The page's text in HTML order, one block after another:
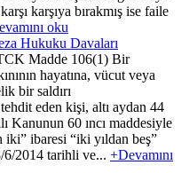
karşıya bırakmış ise faile
oku
Hukuku Davaları
Madde 106(1) Bir
hayatına, vücut veya
bir saldırı
eden kişi, altı aydan 44
Kanunun 60 ıncı maddesiyle
iki” ibaresi “iki yıldan beş”
2014 tarihli ve... +Devamını